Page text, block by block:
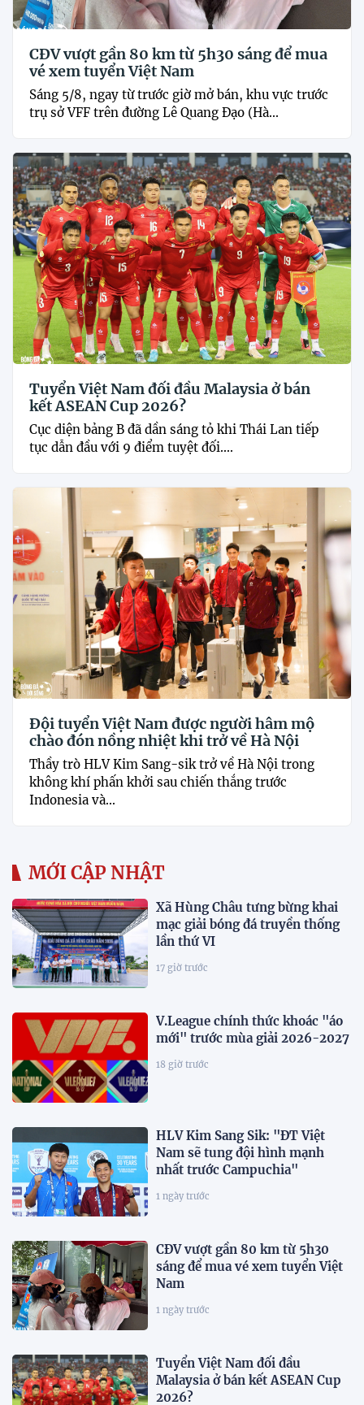
CĐV vượt gần 80 km từ 5h30 sáng để mua
vé xem tuyển Việt Nam
Sáng 5/8, ngay từ trước giờ mở bán, khu vực trước
trụ sở VFF trên đường Lê Quang Đạo (Hà...
Tuyển Việt Nam đối đầu Malaysia ở bán
kết ASEAN Cup 2026?
Cục diện bảng B đã dần sáng tỏ khi Thái Lan tiếp
tục dẫn đầu với 9 điểm tuyệt đối....
Đội tuyển Việt Nam được người hâm mộ
chào đón nồng nhiệt khi trở về Hà Nội
Thầy trò HLV Kim Sang-sik trở về Hà Nội trong
không khí phấn khởi sau chiến thắng trước
Indonesia và...
MỚI CẬP NHẬT
Xã Hùng Châu tưng bừng khai
mạc giải bóng đá truyền thống
lần thứ VI
17 giờ trước
V.League chính thức khoác "áo
mới" trước mùa giải 2026-2027
18 giờ trước
HLV Kim Sang Sik: "ĐT Việt
Nam sẽ tung đội hình mạnh
nhất trước Campuchia"
1 ngày trước
CĐV vượt gần 80 km từ 5h30
sáng để mua vé xem tuyển Việt
Nam
1 ngày trước
Tuyển Việt Nam đối đầu
Malaysia ở bán kết ASEAN Cup
2026?